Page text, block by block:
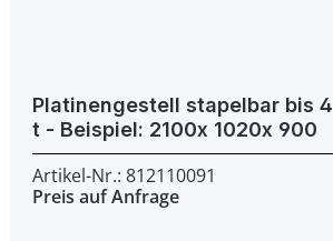
Platinengestell stapelbar bis 4
t - Beispiel: 2100x 1020x 900
Artikel-Nr.: 812110091
Preis auf Anfrage